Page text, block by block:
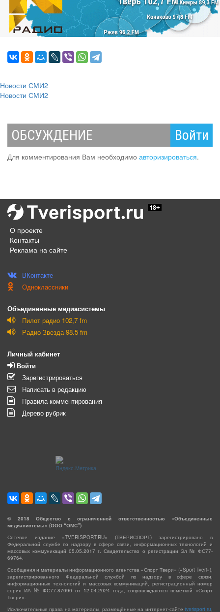
Новости СМИ2
Новости СМИ2
ОБСУЖДЕНИЕ Войти
Для комментирования Вам необходимо авторизироваться.
О проекте
Контакты
Реклама на сайте
ВКонтакте
Одноклассники
Объединенные медиасистемы
Пилот радио 102,7 fm
Радио Звезда 98.5 fm
Личный кабинет
Войти
Зарегистрироваться
Написать в редакцию
Правила комментирования
Дерево рубрик
© 2018 Общество с ограниченной ответственностью «Объединенные
медиасистемы» (ООО “ОМС”)
Сетевое издание «TVERISPORT.RU» (ТВЕРИСПОРТ) зарегистрировано в
Федеральной службе по надзору в сфере связи, информационных технологий и
массовых коммуникаций 05.05.2017 г. Свидетельство о регистрации Эл № ФС77-
69764.
Сообщения и материалы информационного агентства «Спорт Твери» («Sport Tveri»),
зарегистрированного Федеральной службой по надзору в сфере связи,
информационных технологий и массовых коммуникаций, регистрационный номер
серия ИА № ФС77-87090 от 12.04.2024 года, сопровождаются пометкой «Спорт
Твери».
Исключительные права на материалы, размещённые на интернет-сайте tverisport.ru,